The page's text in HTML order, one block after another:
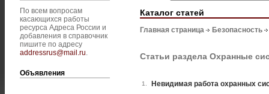
По всем вопросам
касающихся работы
ресурса Адреса России и
добавления в справочник
пишите по адресу
addressrus@mail.ru.
Объявления
Каталог статей
Главная страница Безопасность
Статьи раздела Охранные
1. Невидимая работа охранных